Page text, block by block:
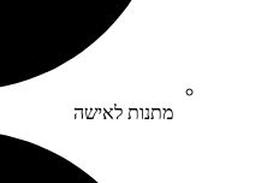
מתנות לאישה